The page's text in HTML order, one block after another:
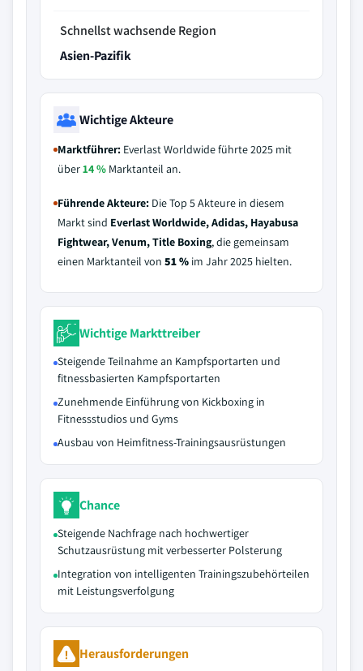
Schnellst wachsende Region
Asien-Pazifik
Wichtige Akteure
Marktführer: Everlast Worldwide führte 2025 mit
über14 % Marktanteil an.
Führende Akteure: Die Top 5 Akteure in diesem
Markt sind Everlast Worldwide, Adidas, Hayabusa
Fightwear, Venum, Title Boxing, die gemeinsam
einen Marktanteil von 51 % im Jahr 2025 hielten.
Wichtige Markttreiber
Steigende Teilnahme an Kampfsportarten und
fitnessbasierten Kampfsportarten
Zunehmende Einführung von Kickboxing in
Fitnessstudios und Gyms
Ausbau von Heimfitness-Trainingsausrüstungen
Chance
Steigende Nachfrage nach hochwertiger
Schutzausrüstung mit verbesserter Polsterung
Integration von intelligenten Trainingszubehörteilen
mit Leistungsverfolgung
Herausforderungen